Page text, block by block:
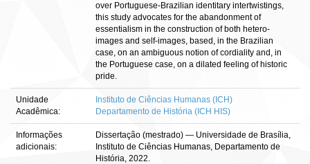
over Portuguese-Brazilian identitary intertwistings,
this study advocates for the abandonment of
essentialism in the construction of both hetero-
images and self-images, based, in the Brazilian
case, on an ambiguous notion of cordiality and, in
the Portuguese case, on a dilated feeling of historic
pride.
Unidade
Acadêmica:
Instituto de Ciências Humanas (ICH)
Departamento de História (ICH HIS)
Informações
adicionais:
Dissertação (mestrado) — Universidade de Brasília,
Instituto de Ciências Humanas, Departamento de
História, 2022.